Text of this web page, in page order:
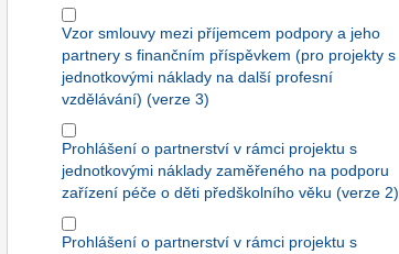
Vzor smlouvy mezi příjemcem podpory a jeho
partnery s finančním příspěvkem (pro projekty s
jednotkovými náklady na další profesní
vzdělávání) (verze 3)
Prohlášení o partnerství v rámci projektu s
jednotkovými náklady zaměřeného na podporu
zařízení péče o děti předškolního věku (verze 2)
Prohlášení o partnerství v rámci projektu s